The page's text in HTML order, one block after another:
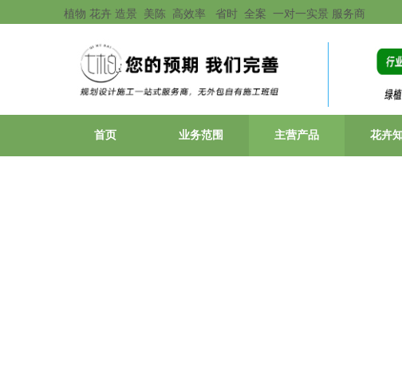
植物 花卉 造景 美陈 高效率 省时 全案 一对一实景 服务商
首页 业务范围 主营产品 花卉